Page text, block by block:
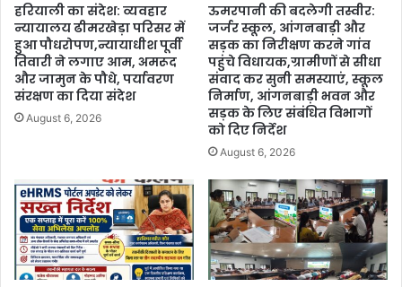
हरियाली का संदेश: व्यवहार
न्यायालय ढीमरखेड़ा परिसर में
हुआ पौधरोपण,न्यायाधीश पूर्वी
तिवारी ने लगाए आम, अमरूद
और जामुन के पौधे, पर्यावरण
संरक्षण का दिया संदेश
August 6, 2026
ऊमरपानी की बदलेगी तस्वीर:
जर्जर स्कूल, आंगनबाड़ी और
सड़क का निरीक्षण करने गांव
पहुंचे विधायक,ग्रामीणों से सीधा
संवाद कर सुनी समस्याएं, स्कूल
निर्माण, आंगनबाड़ी भवन और
सड़क के लिए संबंधित विभागों
को दिए निर्देश
August 6, 2026